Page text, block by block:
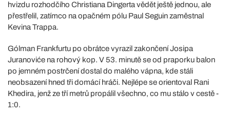
hvizdu rozhodčího Christiana Dingerta vědět ještě jednou, ale
přestřelil, zatímco na opačném pólu Paul Seguin zaměstnal
Kevina Trappa.
Gólman Frankfurtu po obrátce vyrazil zakončení Josipa
Juranoviće na rohový kop. V 53. minutě se od praporku balon
po jemném postrčení dostal do malého vápna, kde stáli
neobsazení hned tři domácí hráči. Nejlépe se orientoval Rani
Khedira, jenž ze tří metrů propálil všechno, co mu stálo v cestě -
1:0.